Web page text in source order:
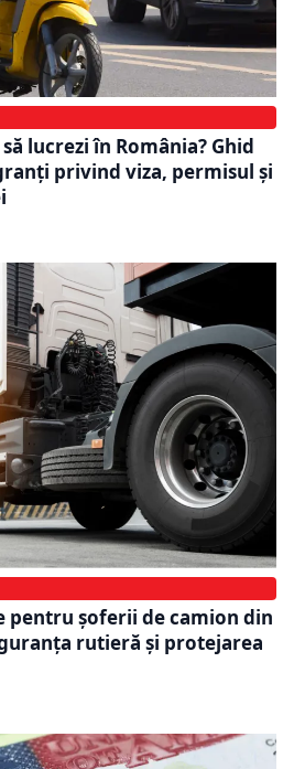
lucrezi în România? Ghid
privind viza, permisul și
pentru șoferii de camion din
rutieră și protejarea